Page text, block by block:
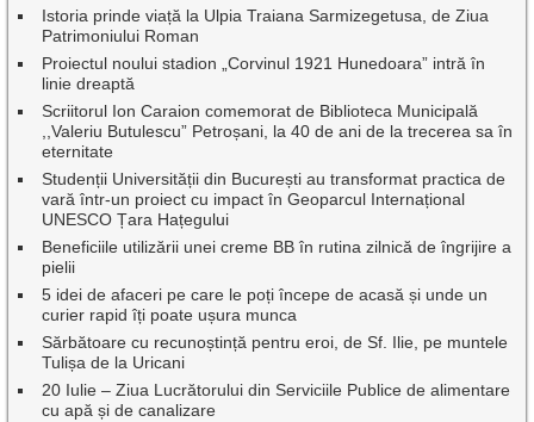
Istoria prinde viață la Ulpia Traiana Sarmizegetusa, de Ziua
Patrimoniului Roman
Proiectul noului stadion „Corvinul 1921 Hunedoara” intră în
linie dreaptă
Scriitorul Ion Caraion comemorat de Biblioteca Municipală
,,Valeriu Butulescu” Petroșani, la 40 de ani de la trecerea sa în
eternitate
Studenții Universității din București au transformat practica de
vară într-un proiect cu impact în Geoparcul Internațional
UNESCO Țara Hațegului
Beneficiile utilizării unei creme BB în rutina zilnică de îngrijire a
pielii
5 idei de afaceri pe care le poți începe de acasă și unde un
curier rapid îți poate ușura munca
Sărbătoare cu recunoștință pentru eroi, de Sf. Ilie, pe muntele
Tulișa de la Uricani
20 Iulie – Ziua Lucrătorului din Serviciile Publice de alimentare
cu apă și de canalizare